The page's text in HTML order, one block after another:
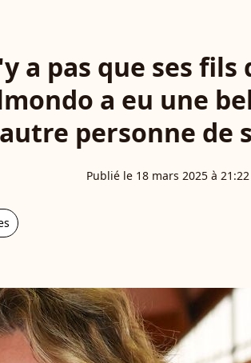
a pas que ses
a eu une
autre personne de
Publié le 18 mars 2025 à 21:22